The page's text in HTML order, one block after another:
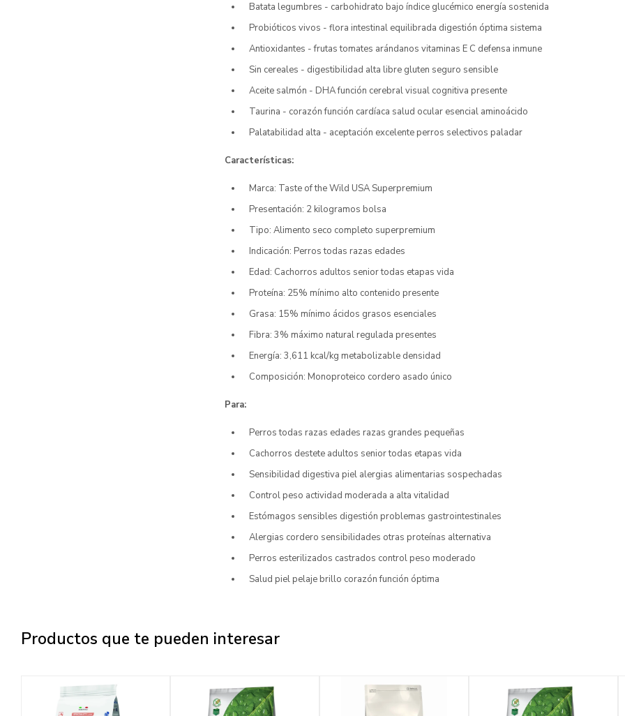
Batata legumbres - carbohidrato bajo índice glucémico energía sostenida
Probióticos vivos - flora intestinal equilibrada digestión óptima sistema
Antioxidantes - frutas tomates arándanos vitaminas E C defensa inmune
Sin cereales - digestibilidad alta libre gluten seguro sensible
Aceite salmón - DHA función cerebral visual cognitiva presente
Taurina - corazón función cardíaca salud ocular esencial aminoácido
Palatabilidad alta - aceptación excelente perros selectivos paladar
Características:
Marca: Taste of the Wild USA Superpremium
Presentación: 2 kilogramos bolsa
Tipo: Alimento seco completo superpremium
Indicación: Perros todas razas edades
Edad: Cachorros adultos senior todas etapas vida
Proteína: 25% mínimo alto contenido presente
Grasa: 15% mínimo ácidos grasos esenciales
Fibra: 3% máximo natural regulada presentes
Energía: 3,611 kcal/kg metabolizable densidad
Composición: Monoproteico cordero asado único
Para:
Perros todas razas edades razas grandes pequeñas
Cachorros destete adultos senior todas etapas vida
Sensibilidad digestiva piel alergias alimentarias sospechadas
Control peso actividad moderada a alta vitalidad
Estómagos sensibles digestión problemas gastrointestinales
Alergias cordero sensibilidades otras proteínas alternativa
Perros esterilizados castrados control peso moderado
Salud piel pelaje brillo corazón función óptima
Productos que te pueden interesar